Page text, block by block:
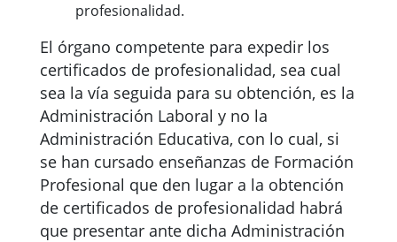
profesionalidad.
El órgano competente para expedir los
certificados de profesionalidad, sea cual
sea la vía seguida para su obtención, es la
Administración Laboral y no la
Administración Educativa, con lo cual, si
se han cursado enseñanzas de Formación
Profesional que den lugar a la obtención
de certificados de profesionalidad habrá
que presentar ante dicha Administración